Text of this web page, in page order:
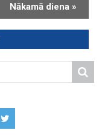
Nākamā diena »